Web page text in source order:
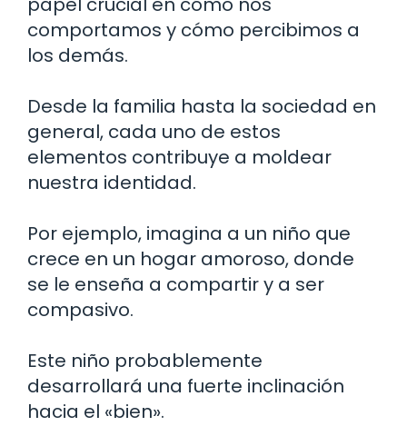
comportamos y cómo percibimos a
los demás.
Desde la familia hasta la sociedad en
general, cada uno de estos
elementos contribuye a moldear
nuestra identidad.
Por ejemplo, imagina a un niño que
crece en un hogar amoroso, donde
se le enseña a compartir y a ser
compasivo.
Este niño probablemente
desarrollará una fuerte inclinación
hacia el «bien».